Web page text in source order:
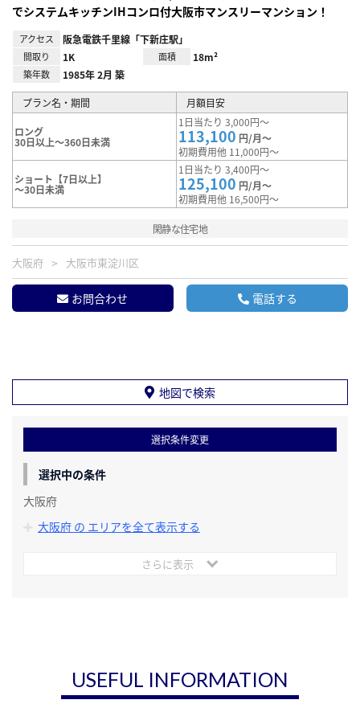
でシステムキッチンIHコンロ付大阪市マンスリーマンション！
アクセス 阪急電鉄千里線「下新庄駅」
間取り 1K 面積 18m²
築年数 1985年 2月 築
プラン名・期間 月額目安
ロング
30日以上～360日未満
1日当たり 3,000円～
113,100 円/月～
初期費用他 11,000円～
ショート【7日以上】
～30日未満
1日当たり 3,400円～
125,100 円/月～
初期費用他 16,500円～
閑静な住宅地
大阪府 大阪市東淀川区
お問合わせ 電話する
地図で検索
選択条件変更
選択中の条件
大阪府
大阪府 の エリアを全て表示する
さらに表示
USEFUL INFORMATION